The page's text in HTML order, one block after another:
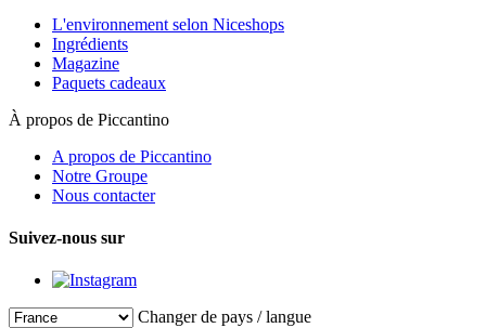
L'environnement selon Niceshops
Ingrédients
Magazine
Paquets cadeaux
À propos de Piccantino
A propos de Piccantino
Notre Groupe
Nous contacter
Suivez-nous sur
Changer de pays / langue